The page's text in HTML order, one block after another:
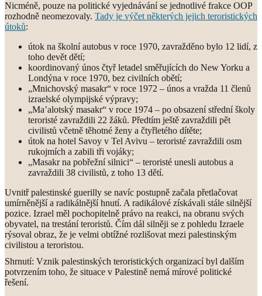
Nicméně, pouze na politické vyjednávání se jednotlivé frakce OOP
rozhodně neomezovaly. Tady je výčet některých jejich teroristických
útoků:
útok na školní autobus v roce 1970, zavražděno bylo 12 lidí, z
toho devět dětí;
koordinovaný únos čtyř letadel směřujících do New Yorku a
Londýna v roce 1970, bez civilních obětí;
„Mnichovský masakr“ v roce 1972 – únos a vražda 11 členů
izraelské olympijské výpravy;
„Ma’alotský masakr“ v roce 1974 – po obsazení střední školy
teroristé zavraždili 22 žáků. Předtím ještě zavraždili pět
civilistů včetně těhotné ženy a čtyřletého dítěte;
útok na hotel Savoy v Tel Avivu – teroristé zavraždili osm
rukojmích a zabili tři vojáky;
„Masakr na pobřežní silnici“ – teroristé unesli autobus a
zavraždili 38 civilistů, z toho 13 dětí.
Uvnitř palestinské guerilly se navíc postupně začala přetlačovat
umírněnější a radikálnější hnutí. A radikálové získávali stále silnější
pozice. Izrael měl pochopitelně právo na reakci, na obranu svých
obyvatel, na trestání teroristů. Čím dál silněji se z pohledu Izraele
rýsoval obraz, že je velmi obtížné rozlišovat mezi palestinským
civilistou a teroristou.
Shrnutí: Vznik palestinských teroristických organizací byl dalším
potvrzením toho, že situace v Palestině nemá mírové politické
řešení.